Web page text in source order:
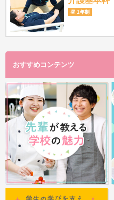
昼 1年制
おすすめコンテンツ